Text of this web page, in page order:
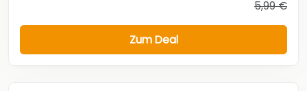
5,99 €
Zum Deal